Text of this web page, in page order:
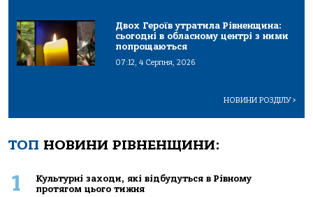
Двох Героїв утратила Рівненщина:
сьогодні в обласному центрі з ними
попрощаються
07:12, 4 Серпня, 2026
НОВИНИ РОЗДІЛУ>
ТОП НОВИНИ РІВНЕНЩИНИ:
1
Культурні заходи, які відбудуться в Рівному
протягом цього тижня